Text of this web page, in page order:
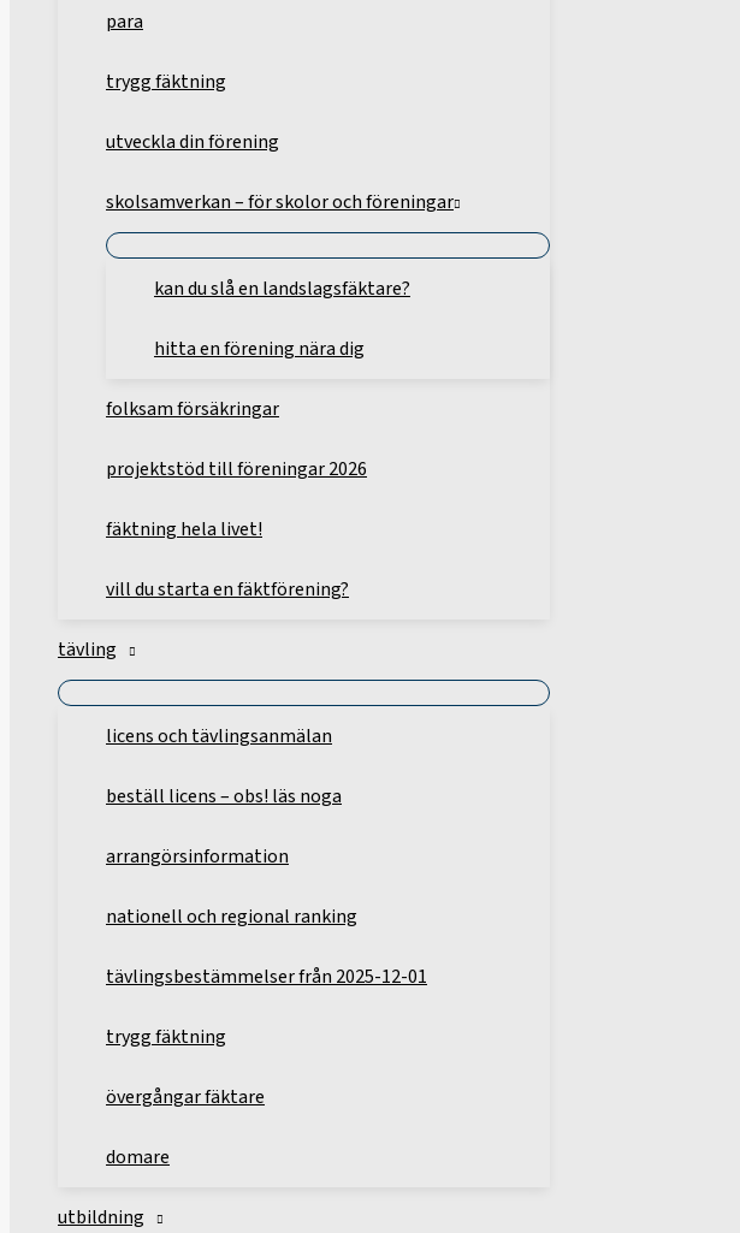
para
trygg fäktning
utveckla din förening
skolsamverkan – för skolor och föreningar
kan du slå en landslagsfäktare?
hitta en förening nära dig
folksam försäkringar
projektstöd till föreningar 2026
fäktning hela livet!
vill du starta en fäktförening?
tävling
licens och tävlingsanmälan
beställ licens – obs! läs noga
arrangörsinformation
nationell och regional ranking
tävlingsbestämmelser från 2025-12-01
trygg fäktning
övergångar fäktare
domare
utbildning